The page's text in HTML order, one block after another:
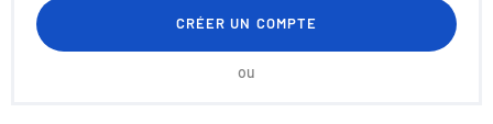
CRÉER UN COMPTE
ou